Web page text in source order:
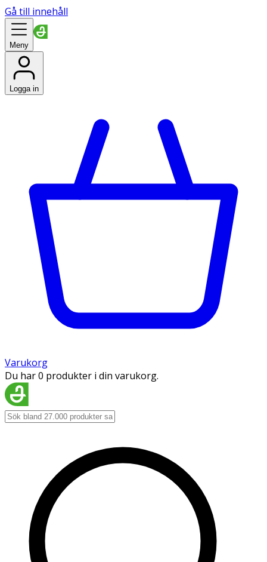
Gå till innehåll
Meny
Logga in
Varukorg
Du har 0 produkter i din varukorg.